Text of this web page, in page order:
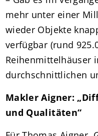
mehr unter einer
wieder Objekte
verfügbar (rund
Reihenmittelhäuser
durchschnittlichen
Makler Aigner:
und Qualitäten“